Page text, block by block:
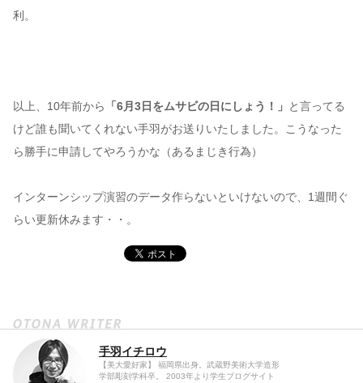
利。
以上、10年前から 「6月3日をムサビの日にしょう！」 と言ってる
けど誰も聞いてくれない手羽がお送りいたしました。こうなった
ら勝手に申請してやろうかな（あるまじき行為）
インターンシップ演習のデータ作らないといけないので、1週間ぐ
らい更新休みます・・。
手羽イチロウ
【美大愛好家】 福岡県出身。武蔵野美術大学造形
学部彫刻学科卒。 2003年より学生ブログサイト